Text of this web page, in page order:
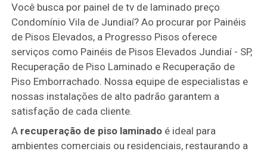
Você busca por painel de tv de laminado preço
Condomínio Vila de Jundiaí? Ao procurar por Painéis
de Pisos Elevados, a Progresso Pisos oferece
serviços como Painéis de Pisos Elevados Jundiaí - SP,
Recuperação de Piso Laminado e Recuperação de
Piso Emborrachado. Nossa equipe de especialistas e
nossas instalações de alto padrão garantem a
satisfação de cada cliente.
A recuperação de piso laminado é ideal para
ambientes comerciais ou residenciais, restaurando a